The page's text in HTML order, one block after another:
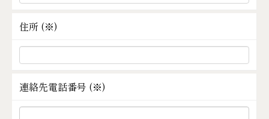
住所 (※)
連絡先電話番号 (※)